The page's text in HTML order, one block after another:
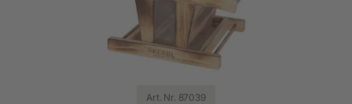
Art. Nr. 87039